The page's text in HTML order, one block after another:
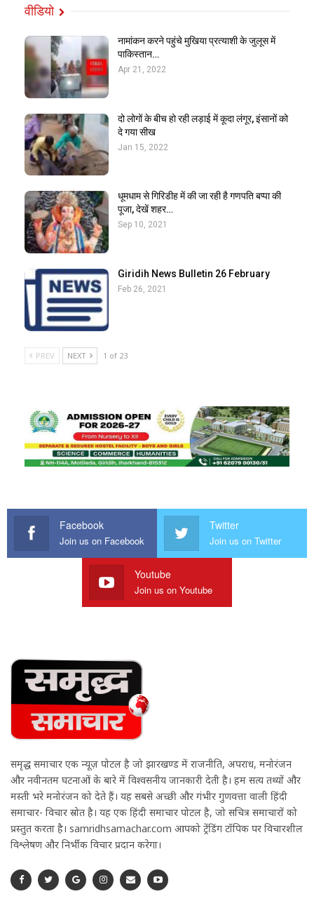
वीडियो
नामांकन करने पहुंचे मुखिया प्रत्याशी के जुलूस में
पाकिस्तान…
Apr 21, 2022
दो लोगों के बीच हो रही लड़ाई में कूदा लंगूर, इंसानों को
दे गया सीख
Jan 15, 2022
धूमधाम से गिरिडीह में की जा रही है गणपति बप्पा की
पूजा, देखें शहर…
Sep 10, 2021
Giridih News Bulletin 26 February
Feb 26, 2021
PREV NEXT 1 of 23
Facebook
Join us on Facebook
Twitter
Join us on Twitter
Youtube
Join us on Youtube
समृद्ध समाचार एक न्यूज़ पोर्टल है जो झारखण्ड में राजनीति, अपराध, मनोरंजन
और नवीनतम घटनाओं के बारे में विश्वसनीय जानकारी देती है। हम सत्य तथ्यों और
मस्ती भरे मनोरंजन को देते हैं। यह सबसे अच्छी और गंभीर गुणवत्ता वाली हिंदी
समाचार- विचार स्रोत है। यह एक हिंदी समाचार पोर्टल है, जो सचित्र समाचारों को
प्रस्तुत करता है। samridhsamachar.com आपको ट्रेंडिंग टॉपिक पर विचारशील
विश्लेषण और निर्भीक विचार प्रदान करेगा।